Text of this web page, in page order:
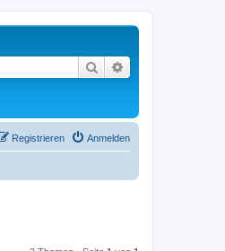
Suche
Anmelden
Registrieren